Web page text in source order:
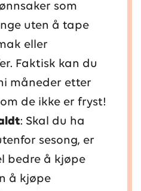
som
uten å tape
eller
Faktisk kan du
måneder etter
de ikke er fryst!
: Skal du ha
sesong, er
bedre å kjøpe
å kjøpe